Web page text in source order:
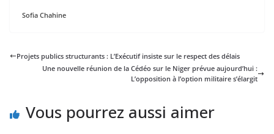
Sofia Chahine
Projets publics structurants : L’Exécutif insiste sur le respect des délais
Une nouvelle réunion de la Cédéo sur le Niger prévue aujourd’hui :
L’opposition à l’option militaire s’élargit
Vous pourrez aussi aimer